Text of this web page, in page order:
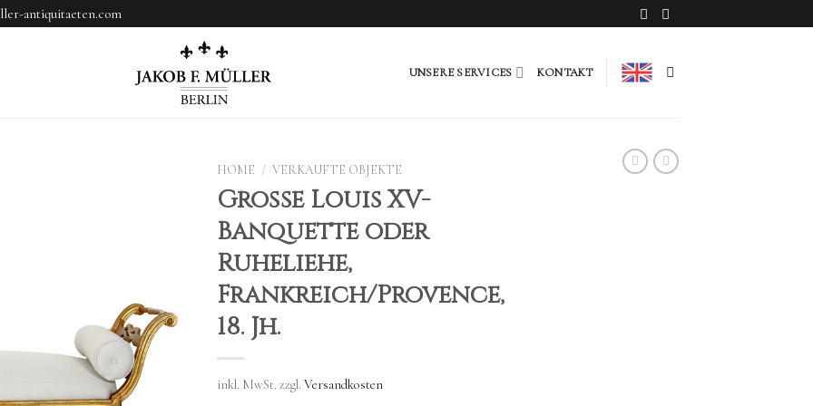
antiquitaeten.com
UNSERE SERVICES KONTAKT
HOME / VERKAUFTE OBJEKTE
Große Louis XV-
Banquette oder
Ruheliehe,
Frankreich/Provence,
18. Jh.
inkl. MwSt. zzgl. Versandkosten